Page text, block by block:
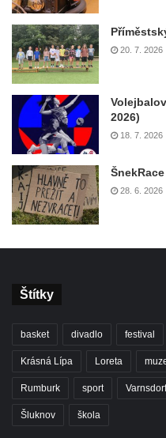
20. 7. 2026
2026)
18. 7. 2026
28. 6. 2026
Štítky
basket divadlo festival
Krásná Lípa Loreta
Rumburk sport Varnsdorf
Šluknov škola